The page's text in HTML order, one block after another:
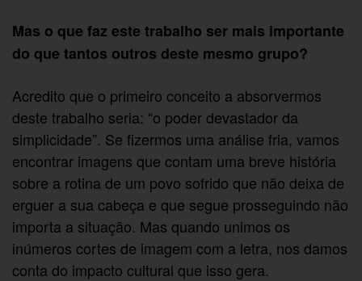
Mas o que faz este trabalho ser mais importante
do que tantos outros deste mesmo grupo?
Acredito que o primeiro conceito a absorvermos
deste trabalho seria: “o poder devastador da
simplicidade”. Se fizermos uma análise fria, vamos
encontrar imagens que contam uma breve história
sobre a rotina de um povo sofrido que não deixa de
erguer a sua cabeça e que segue prosseguindo não
importa a situação. Mas quando unimos os
inúmeros cortes de imagem com a letra, nos damos
conta do impacto cultural que isso gera.